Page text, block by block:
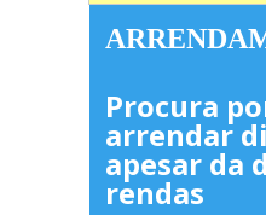
Procura
arrendar
apesar da
rendas